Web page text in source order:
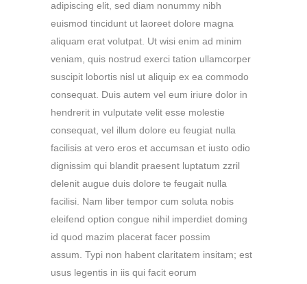
adipiscing elit, sed diam nonummy nibh
euismod tincidunt ut laoreet dolore magna
aliquam erat volutpat. Ut wisi enim ad minim
veniam, quis nostrud exerci tation ullamcorper
suscipit lobortis nisl ut aliquip ex ea commodo
consequat. Duis autem vel eum iriure dolor in
hendrerit in vulputate velit esse molestie
consequat, vel illum dolore eu feugiat nulla
facilisis at vero eros et accumsan et iusto odio
dignissim qui blandit praesent luptatum zzril
delenit augue duis dolore te feugait nulla
facilisi. Nam liber tempor cum soluta nobis
eleifend option congue nihil imperdiet doming
id quod mazim placerat facer possim
assum. Typi non habent claritatem insitam; est
usus legentis in iis qui facit eorum